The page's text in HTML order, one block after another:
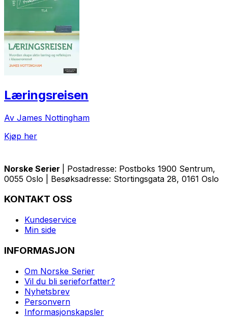
Læringsreisen
Av James Nottingham
Kjøp her
Norske Serier
| Postadresse: Postboks 1900 Sentrum,
0055 Oslo | Besøksadresse: Stortingsgata 28, 0161 Oslo
KONTAKT OSS
Kundeservice
Min side
INFORMASJON
Om Norske Serier
Vil du bli serieforfatter?
Nyhetsbrev
Personvern
Informasjonskapsler